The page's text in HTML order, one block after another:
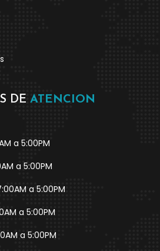
DE ATENCION
a 5:00PM
a 5:00PM
a 5:00PM
a 5:00PM
a 5:00PM